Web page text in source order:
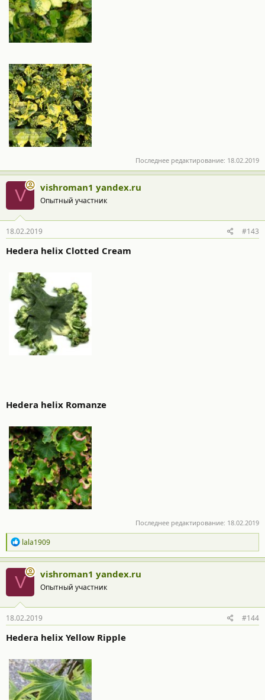
Последнее редактирование: 18.02.2019
V vishroman1 yandex.ru
Опытный участник
18.02.2019 #143
Hedera helix Clotted Cream
Hedera helix Romanze
Последнее редактирование: 18.02.2019
Р
е
а
к
ц
и
и
:
lala1909
V vishroman1 yandex.ru
Опытный участник
18.02.2019 #144
Hedera helix Yellow Ripple